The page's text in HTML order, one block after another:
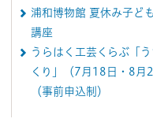
浦和博物館 夏休み子ど
講座
うらはく工芸くらぶ「
くり」（7月18日・8月
（事前申込制）